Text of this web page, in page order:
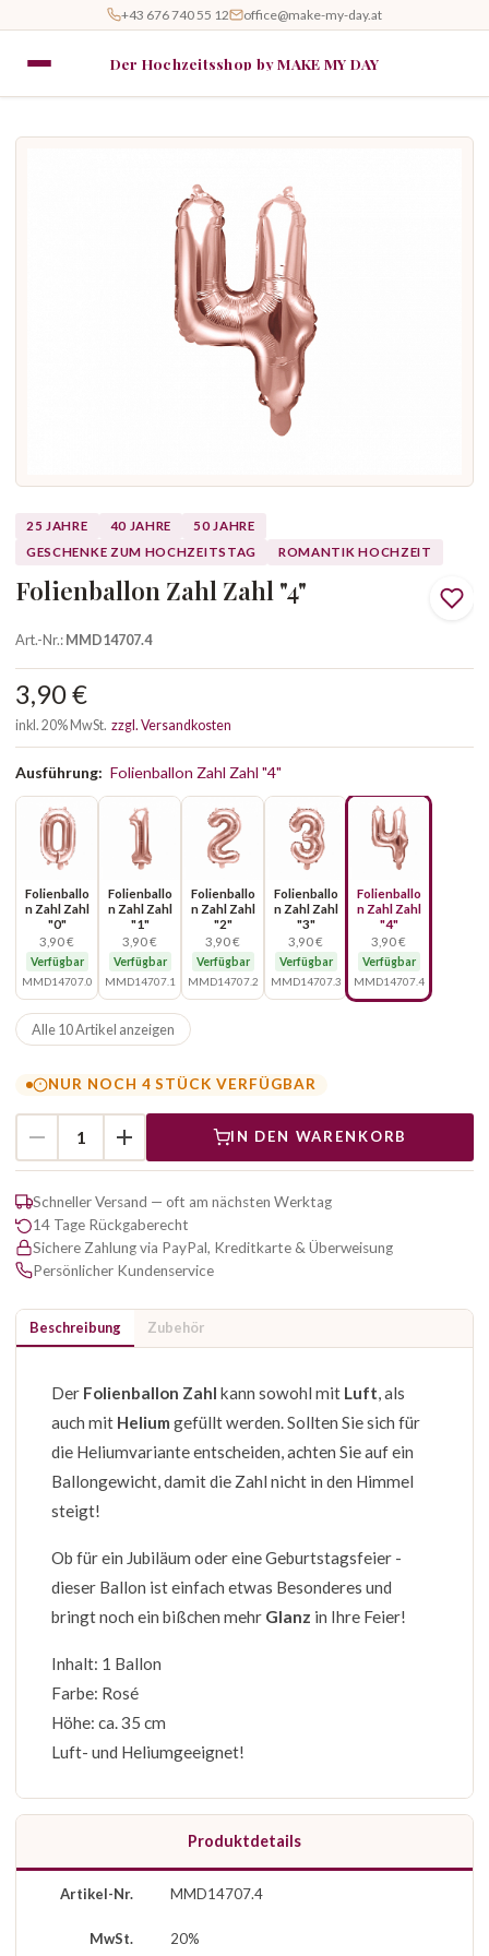
+43 676 740 55 12 office@make-my-day.at
Der Hochzeitsshop by MAKE MY DAY
25 JAHRE 40 JAHRE
50 JAHRE
GESCHENKE ZUM HOCHZEITSTAG
ROMANTIK HOCHZEIT
Folienballon Zahl Zahl "4"
Art.-Nr.:MMD14707.4
3,90 €
inkl. 20% MwSt. zzgl. Versandkosten
Ausführung: Folienballon Zahl Zahl "4"
Folienballo
n Zahl Zahl
"0"
3,90 €
Verfügbar
MMD14707.0
Folienballo
n Zahl Zahl
"1"
3,90 €
Verfügbar
MMD14707.1
Folienballo
n Zahl Zahl
"2"
3,90 €
Verfügbar
MMD14707.2
Folienballo
n Zahl Zahl
"3"
3,90 €
Verfügbar
MMD14707.3
Folienballo
n Zahl Zahl
"4"
3,90 €
Verfügbar
MMD14707.4
Alle 10 Artikel anzeigen
NUR NOCH 4 STÜCK VERFÜGBAR
IN DEN WARENKORB
Schneller Versand — oft am nächsten Werktag
14 Tage Rückgaberecht
Sichere Zahlung via PayPal, Kreditkarte & Überweisung
Persönlicher Kundenservice
Beschreibung Zubehör
Der Folienballon Zahl kann sowohl mit Luft , als
auch mit Helium gefüllt werden. Sollten Sie sich für
die Heliumvariante entscheiden, achten Sie auf ein
Ballongewicht, damit die Zahl nicht in den Himmel
steigt!
Ob für ein Jubiläum oder eine Geburtstagsfeier -
dieser Ballon ist einfach etwas Besonderes und
bringt noch ein bißchen mehr Glanz in Ihre Feier!
Inhalt: 1 Ballon
Farbe: Rosé
Höhe: ca. 35 cm
Luft- und Heliumgeeignet!
Produktdetails
Artikel-Nr. MMD14707.4
MwSt. 20%